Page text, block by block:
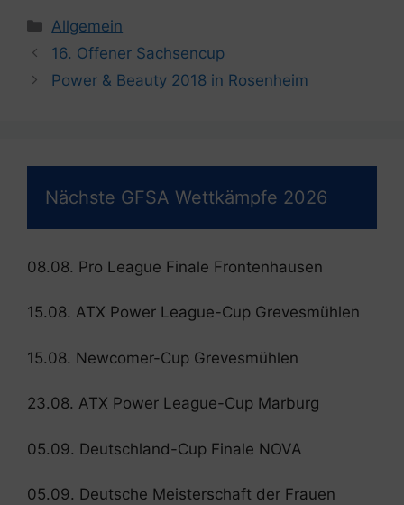
Kategorien
Allgemein
16. Offener Sachsencup
Power & Beauty 2018 in Rosenheim
Nächste GFSA Wettkämpfe 2026
08.08. Pro League Finale Frontenhausen
15.08. ATX Power League-Cup Grevesmühlen
15.08. Newcomer-Cup Grevesmühlen
23.08. ATX Power League-Cup Marburg
05.09. Deutschland-Cup Finale NOVA
05.09. Deutsche Meisterschaft der Frauen